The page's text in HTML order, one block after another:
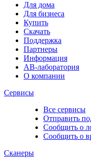
Для дома
Для бизнеса
Купить
Скачать
Поддержка
Партнеры
Информация
АВ-лаборатория
О компании
Сервисы
Все сервисы
Отправить
Сообщить о
Сообщить о
Сканеры